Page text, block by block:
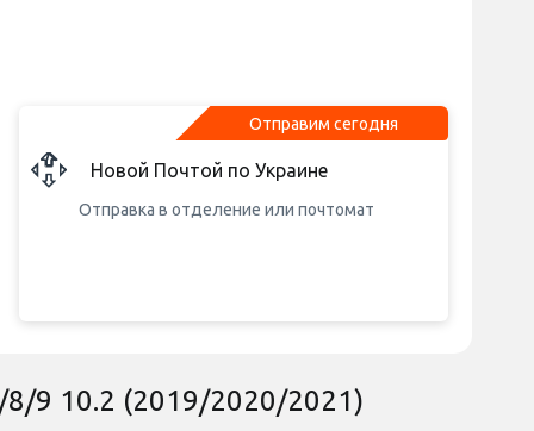
Отправим сегодня
Новой Почтой по Украине
Отправка в отделение или почтомат
8/9 10.2 (2019/2020/2021)